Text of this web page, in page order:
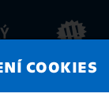
COOKIES
AKTUALITY
DEJVICE!